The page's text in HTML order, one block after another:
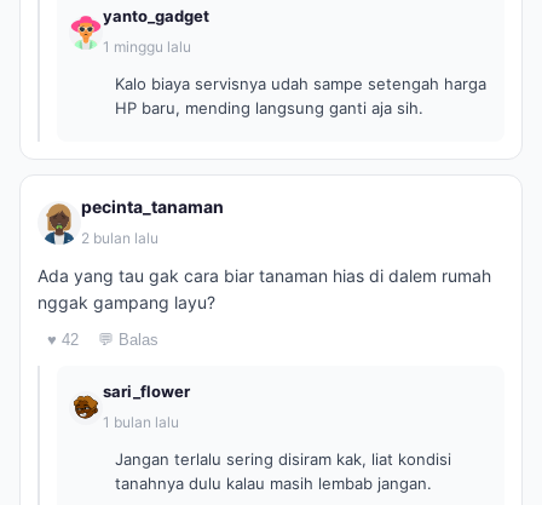
yanto_gadget
1 minggu lalu
Kalo biaya servisnya udah sampe setengah harga
HP baru, mending langsung ganti aja sih.
pecinta_tanaman
2 bulan lalu
Ada yang tau gak cara biar tanaman hias di dalem rumah
nggak gampang layu?
♥ 42 💬 Balas
sari_flower
1 bulan lalu
Jangan terlalu sering disiram kak, liat kondisi
tanahnya dulu kalau masih lembab jangan.